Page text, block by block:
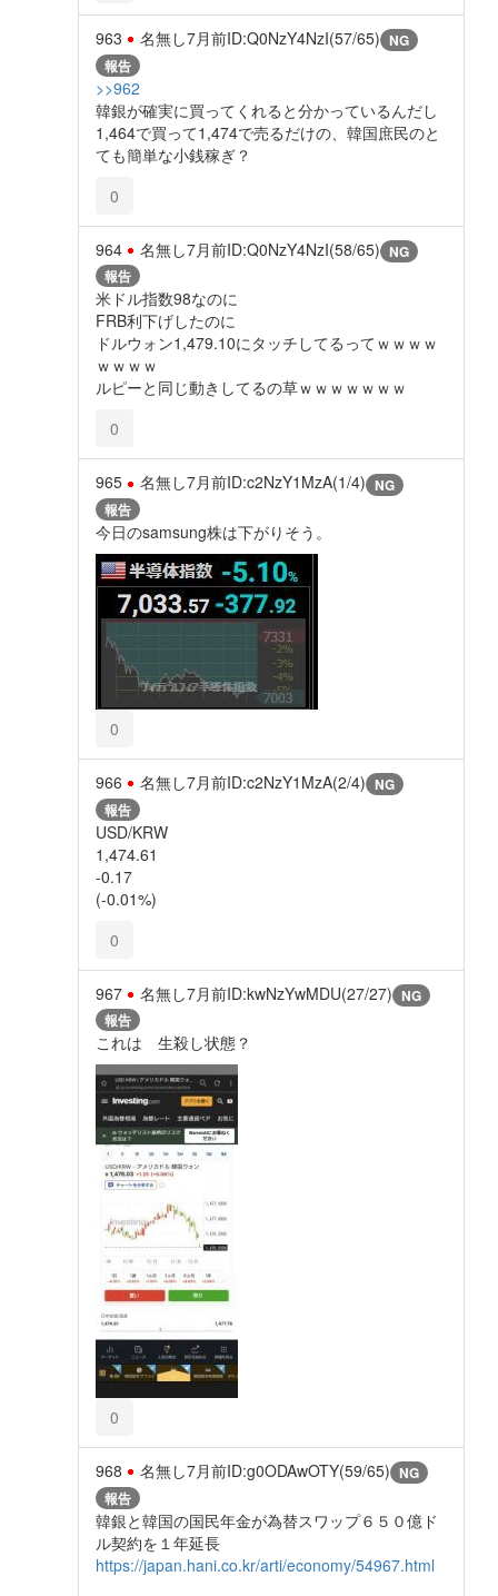
963 名無し7月前ID:Q0NzY4NzI(57/65) NG
報告
>>962
韓銀が確実に買ってくれると分かっているんだし
1,464で買って1,474で売るだけの、韓国庶民のと
ても簡単な小銭稼ぎ？
0
964 名無し7月前ID:Q0NzY4NzI(58/65) NG
報告
米ドル指数98なのに
FRB利下げしたのに
ドルウォン1,479.10にタッチしてるってｗｗｗｗ
ｗｗｗｗ
ルピーと同じ動きしてるの草ｗｗｗｗｗｗｗ
0
965 名無し7月前ID:c2NzY1MzA(1/4) NG
報告
今日のsamsung株は下がりそう。
0
966 名無し7月前ID:c2NzY1MzA(2/4) NG
報告
USD/KRW
1,474.61
-0.17
(-0.01%)
0
967 名無し7月前ID:kwNzYwMDU(27/27) NG
報告
これは 生殺し状態？
0
968 名無し7月前ID:g0ODAwOTY(59/65) NG
報告
韓銀と韓国の国民年金が為替スワップ６５０億ド
ル契約を１年延長
https://japan.hani.co.kr/arti/economy/54967.html